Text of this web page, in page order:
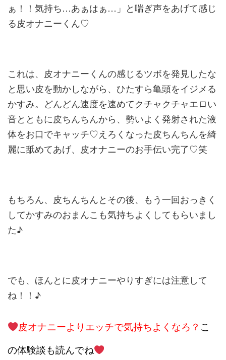
ぁ！！気持ち…あぁはぁ…」と喘ぎ声をあげて感じ
る皮オナニーくん♡
これは、皮オナニーくんの感じるツボを発見したな
と思い皮を動かしながら、ひたすら亀頭をイジメる
かすみ。どんどん速度を速めてクチャクチャエロい
音とともに皮ちんちんから、 勢いよく発射された液
体をお口でキャッチ♡えろくなった皮ちんちんを綺
麗に舐めてあげ、皮オナニーのお手伝い完了♡笑
もちろん、皮ちんちんとその後、もう一回おっきく
してかすみのおまんこも気持ちよくしてもらいまし
た♪
でも、ほんとに皮オナニーやりすぎには注意して
ね！！♪
皮オナニーよりエッチで気持ちよくなろ？ こ
の体験談も読んでね